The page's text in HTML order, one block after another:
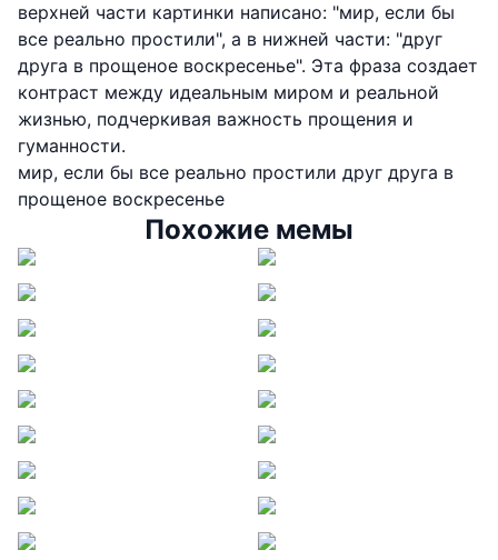
верхней части картинки написано: "мир, если бы
все реально простили", а в нижней части: "друг
друга в прощеное воскресенье". Эта фраза создает
контраст между идеальным миром и реальной
жизнью, подчеркивая важность прощения и
гуманности.
мир, если бы все реально простили друг друга в
прощеное воскресенье
Похожие мемы